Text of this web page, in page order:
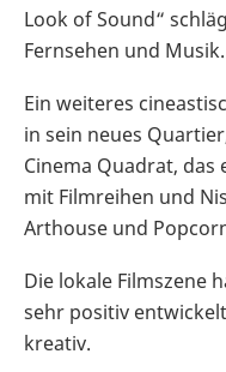
Look of Sound“
Fernsehen und Musik.
Ein weiteres
in sein neues
Cinema Quadrat,
mit Filmreihen und
Arthouse und
Die lokale Filmszene
sehr positiv
kreativ.